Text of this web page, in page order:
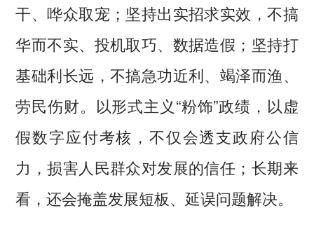
干、哗众取宠；坚持出实招求实效，不搞
华而不实、投机取巧、数据造假；坚持打
基础利长远，不搞急功近利、竭泽而渔、
劳民伤财。以形式主义“粉饰”政绩，以虚
假数字应付考核，不仅会透支政府公信
力，损害人民群众对发展的信任；长期来
看，还会掩盖发展短板、延误问题解决。